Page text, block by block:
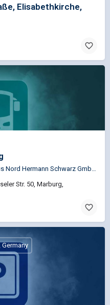
Elisabethkirche,
Str. 50, Marburg,